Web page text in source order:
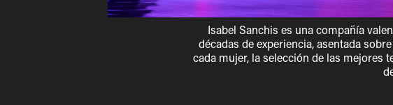
Isabel Sanchis es una compañía
décadas de experiencia, asentada
cada mujer, la selección de las mejores